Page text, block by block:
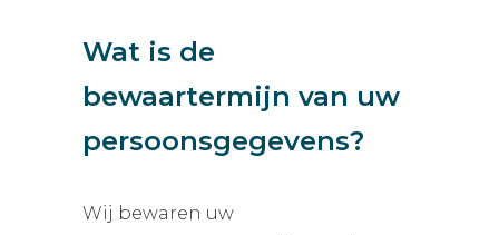
Wat is de
bewaartermijn van uw
persoonsgegevens?
Wij bewaren uw